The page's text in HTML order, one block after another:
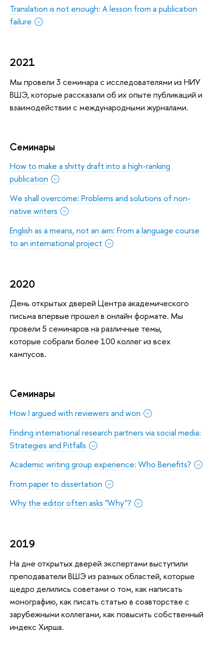
Translation is not enough: A lesson from a publication
failure
2021
Мы провели 3 семинара с исследователями из НИУ
ВШЭ, которые рассказали об их опыте публикаций и
взаимодействии с международными журналами.
Семинары
How to make a shitty draft into a high-ranking
publication
We shall overcome: Problems and solutions of non-
native writers
English as a means, not an aim: From a language course
to an international project
2020
День открытых дверей Центра академического
письма впервые прошел в онлайн формате. Мы
провели 5 семинаров на различные темы,
которые собрали более 100 коллег из всех
кампусов.
Семинары
How I argued with reviewers and won
Finding international research partners via social media:
Strategies and Pitfalls
Academic writing group experience: Who Benefits?
From paper to dissertation
Why the editor often asks "Why"?
2019
На дне открытых дверей экспертами выступили
преподаватели ВШЭ из разных областей, которые
щедро делились советами о том, как написать
монографию, как писать статью в соавторстве с
зарубежными коллегами, как повысить собственный
индекс Хирша.